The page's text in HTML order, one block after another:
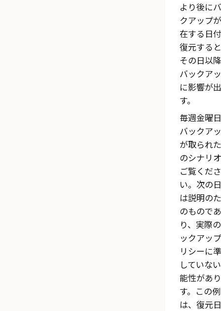
より後に
クアップ
在する日
復元する
その日以
バックア
に影響が
す。
毎週金曜
バックア
が取られ
のシナリ
ご覧くださ
い。次の
は説明の
のものであ
り、実際
ックアッ
リシーに
していな
能性があ
す。この
は、復元